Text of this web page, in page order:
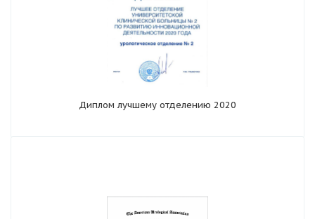
Диплом лучшему отделению 2020